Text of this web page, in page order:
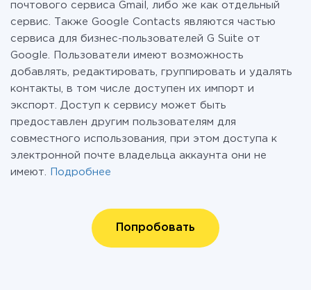
почтового сервиса Gmail, либо же как отдельный
сервис. Также Google Contacts являются частью
сервиса для бизнес-пользователей G Suite от
Google. Пользователи имеют возможность
добавлять, редактировать, группировать и удалять
контакты, в том числе доступен их импорт и
экспорт. Доступ к сервису может быть
предоставлен другим пользователям для
совместного использования, при этом доступа к
электронной почте владельца аккаунта они не
имеют.
Подробнее
Попробовать